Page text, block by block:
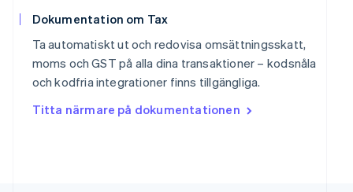
Dokumentation om Tax
Ta automatiskt ut och redovisa omsättningsskatt,
moms och GST på alla dina transaktioner – kodsnåla
och kodfria integrationer finns tillgängliga.
Titta närmare på dokumentationen
English
SvenskaEnglish
Thailand
ไทยEnglish
English